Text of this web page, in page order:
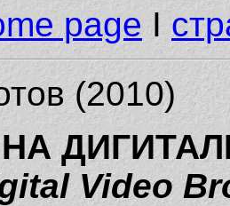
page I
(2010)
Video